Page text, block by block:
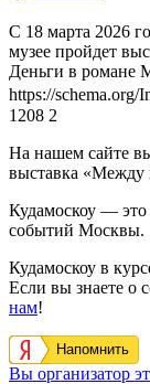
С 18 марта 2026
музее пройдет
Деньги в романе
https://schema.org/
1208 2
На нашем сайте
выставка «Между
Кудамоскоу —
событий Москвы.
Кудамоскоу в
Если вы знаете о
нам!
Напомнить
Вы организатор